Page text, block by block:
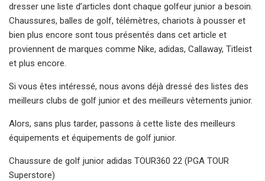
dresser une liste d’articles dont chaque golfeur junior a besoin.
Chaussures, balles de golf, télémètres, chariots à pousser et
bien plus encore sont tous présentés dans cet article et
proviennent de marques comme Nike, adidas, Callaway, Titleist
et plus encore.
Si vous êtes intéressé, nous avons déjà dressé des listes des
meilleurs clubs de golf junior et des meilleurs vêtements junior.
Alors, sans plus tarder, passons à cette liste des meilleurs
équipements et équipements de golf junior.
Chaussure de golf junior adidas TOUR360 22 (PGA TOUR
Superstore)